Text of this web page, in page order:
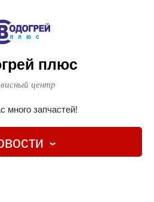
плюс
центр
много запчастей!